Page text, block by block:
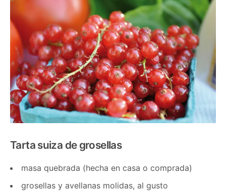
Tarta suiza de grosellas
masa quebrada (hecha en casa o comprada)
grosellas y avellanas molidas, al gusto